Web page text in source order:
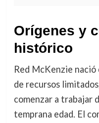
Orígenes y
histórico
Red McKenzie nació
de recursos
comenzar a trabajar
temprana edad. El